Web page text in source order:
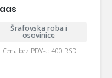
Šrafovska roba i
osovinice
Cena bez PDV-a: 400 RSD